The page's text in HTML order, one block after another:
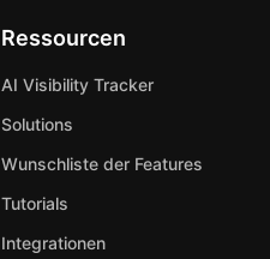
Ressourcen
AI Visibility Tracker
Solutions
Wunschliste der Features
Tutorials
Integrationen